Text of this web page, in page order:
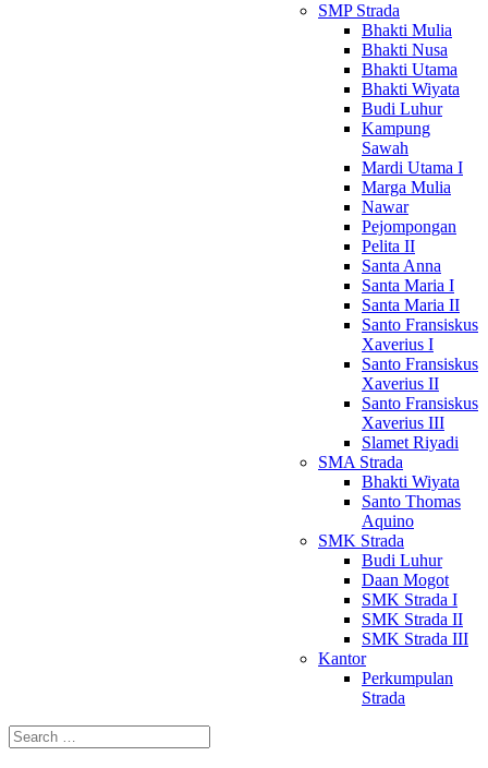
SMP Strada
Bhakti Mulia
Bhakti Nusa
Bhakti Utama
Bhakti Wiyata
Budi Luhur
Kampung
Sawah
Mardi Utama I
Marga Mulia
Nawar
Pejompongan
Pelita II
Santa Anna
Santa Maria I
Santa Maria II
Santo Fransiskus
Xaverius I
Santo Fransiskus
Xaverius II
Santo Fransiskus
Xaverius III
Slamet Riyadi
SMA Strada
Bhakti Wiyata
Santo Thomas
Aquino
SMK Strada
Budi Luhur
Daan Mogot
SMK Strada I
SMK Strada II
SMK Strada III
Kantor
Perkumpulan
Strada